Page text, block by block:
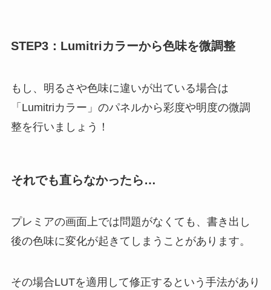
STEP3：Lumitriカラーから色味を微調整
もし、明るさや色味に違いが出ている場合は
「Lumitriカラー」のパネルから彩度や明度の微調
整を行いましょう！
それでも直らなかったら…
プレミアの画面上では問題がなくても、書き出し
後の色味に変化が起きてしまうことがあります。
その場合LUTを適用して修正するという手法があり